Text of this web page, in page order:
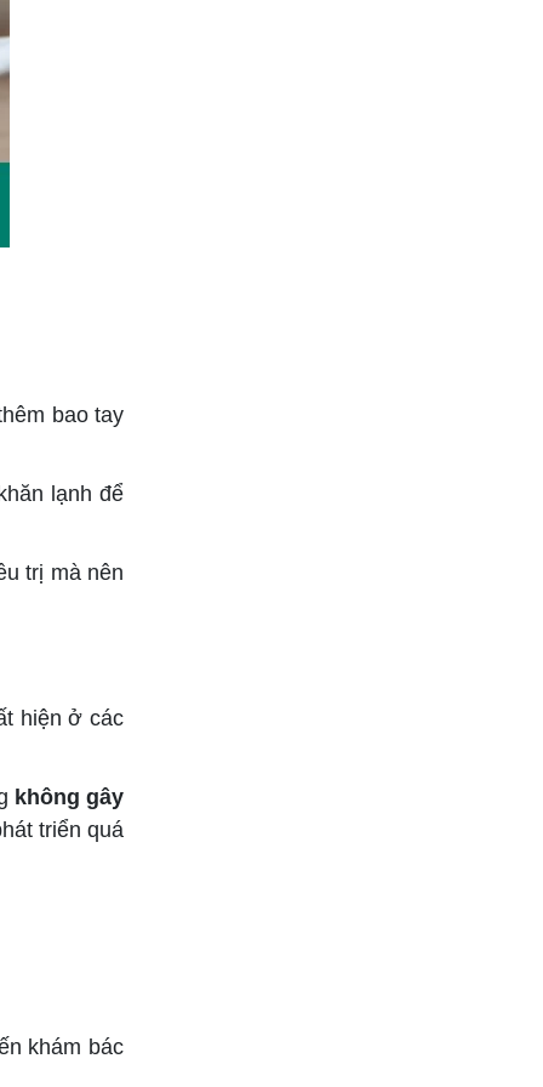
bao tay
lạnh để
trị mà nên
hiện ở các
không gây
triển quá
khám bác